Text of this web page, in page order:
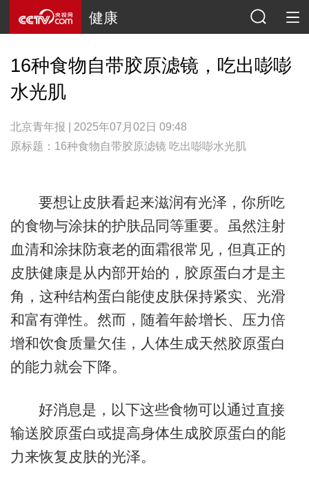
健康
16种食物自带胶原滤镜，吃出嘭嘭
水光肌
北京青年报 | 2025年07月02日 09:48
原标题：16种食物自带胶原滤镜 吃出嘭嘭水光肌
要想让皮肤看起来滋润有光泽，你所吃
的食物与涂抹的护肤品同等重要。虽然注射
血清和涂抹防衰老的面霜很常见，但真正的
皮肤健康是从内部开始的，胶原蛋白才是主
角，这种结构蛋白能使皮肤保持紧实、光滑
和富有弹性。然而，随着年龄增长、压力倍
增和饮食质量欠佳，人体生成天然胶原蛋白
的能力就会下降。
好消息是，以下这些食物可以通过直接
输送胶原蛋白或提高身体生成胶原蛋白的能
力来恢复皮肤的光泽。